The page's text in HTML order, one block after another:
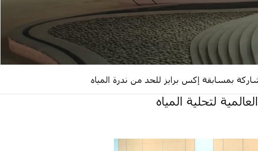
بمسابقة إكس برايز للحد من ندرة المياه